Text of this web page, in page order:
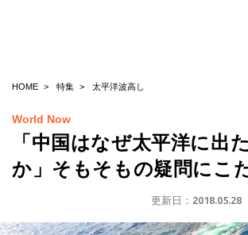
HOME 特集 太平洋波高し
World Now
「中国はなぜ太平洋に出
か」そもそもの疑問にこ
更新日： 2018.05.28